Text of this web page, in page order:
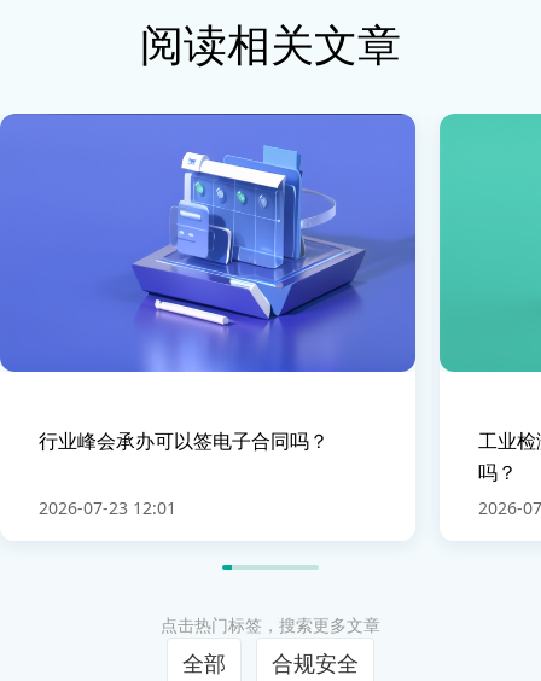
阅读相关文章
行业峰会承办可以签电子合同吗？
2026-07-23 12:01
工业
吗？
2026-
点击热门标签，搜索更多文章
全部 合规安全